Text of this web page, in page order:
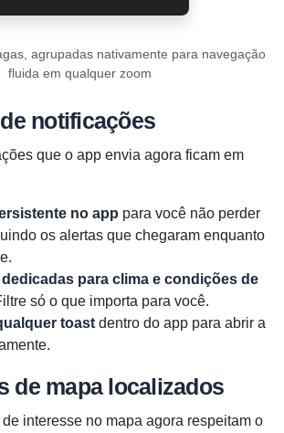
agrupadas nativamente para navegação
fluida em qualquer zoom
notificações
que o app envia agora ficam em
no app para você não perder
os alertas que chegaram enquanto
para clima e condições de
só o que importa para você.
toast dentro do app para abrir a
mapa localizados
interesse no mapa agora respeitam o